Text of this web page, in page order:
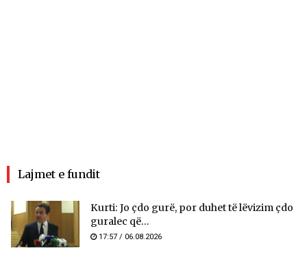
Lajmet e fundit
Kurti: Jo çdo gurë, por duhet të lëvizim çdo
guralec që...
17:57 / 06.08.2026